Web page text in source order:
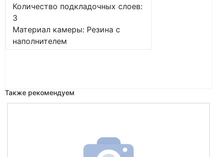
Количество подкладочных слоев:
3
Материал камеры: Резина с
наполнителем
Также рекомендуем